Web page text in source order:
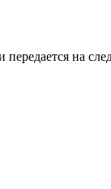
передается на